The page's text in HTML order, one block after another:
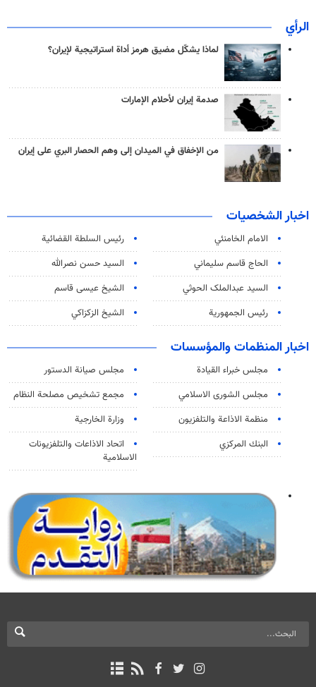
الرأي
لماذا يشكّل مضيق هرمز أداة استراتيجية لإيران؟
صدمة إيران لأحلام الإمارات
من الإخفاق في الميدان إلى وهم الحصار البري على إيران
اخبار الشخصيات
الامام الخامنئي
رئیس السلطة القضائیة
الحاج قاسم سليماني
السيد حسن نصرالله
السید عبدالملک الحوثي
الشيخ عيسى قاسم
رئيس الجمهورية
الشيخ الزكزاكي
اخبار المنظمات والمؤسسات
مجلس خبراء القيادة
مجلس صيانة الدستور
مجلس الشورى الاسلامي
مجمع تشخيص مصلحة النظام
منظمة الاذاعة والتلفزیون
وزارة الخارجية
البنك المركزي
اتحاد الاذاعات والتلفزيونات
الاسلامية